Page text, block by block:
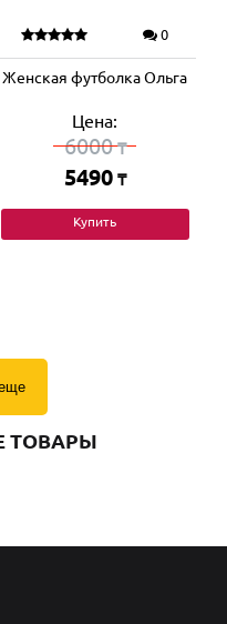
0
Женская футболка Ольга
Цена:
6000₸
5490 ₸
Купить
ТОВАРЫ